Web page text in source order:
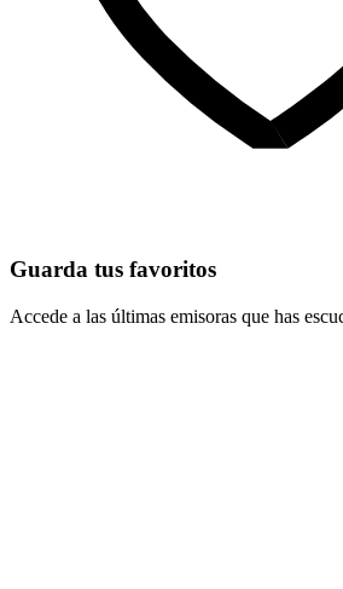
Guarda tus favoritos
Accede a las últimas emisoras que has